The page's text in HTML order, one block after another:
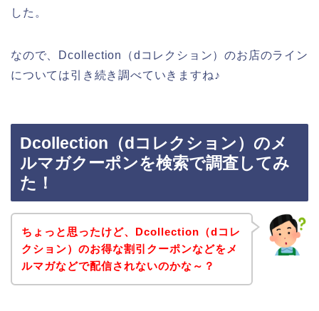
した。
なので、Dcollection（dコレクション）のお店のライン
については引き続き調べていきますね♪
Dcollection（dコレクション）のメ
ルマガクーポンを検索で調査してみ
た！
ちょっと思ったけど、Dcollection（dコレ
クション）のお得な割引クーポンなどをメ
ルマガなどで配信されないのかな～？